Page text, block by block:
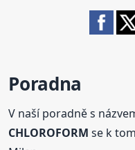
Poradna
V naší poradně s
CHLOROFORM se k